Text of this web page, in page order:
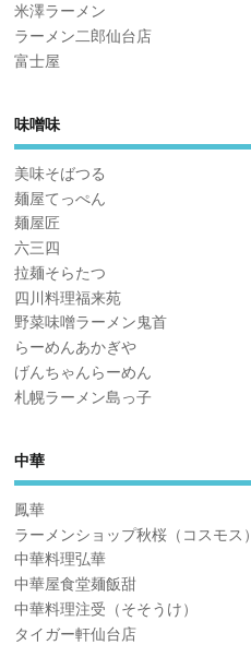
米澤ラーメン
ラーメン二郎仙台店
富士屋
味噌味
美味そばつる
麺屋てっぺん
麺屋匠
六三四
拉麺そらたつ
四川料理福来苑
野菜味噌ラーメン鬼首
らーめんあかぎや
げんちゃんらーめん
札幌ラーメン島っ子
中華
鳳華
ラーメンショップ秋桜（コスモス）
中華料理弘華
中華屋食堂麺飯甜
中華料理注受（そそうけ）
タイガー軒仙台店